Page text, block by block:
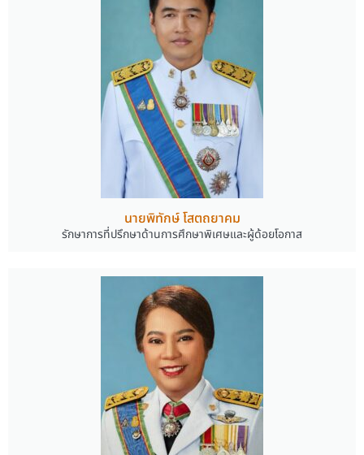
นายพิทักษ์ โสตถยาคม
รักษาการที่ปรึกษาด้านการศึกษาพิเศษและผู้ด้อยโอกาส